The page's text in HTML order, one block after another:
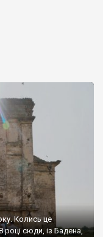
Колись це
році сюди, із Бадена,